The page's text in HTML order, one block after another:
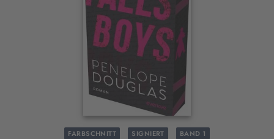
FARBSCHNITT SIGNIERT BAND 1